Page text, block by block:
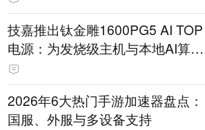
技嘉推出钛金雕1600PG5 AI TOP
电源：为发烧级主机与本地AI算力
打造旗舰供电方案
2026年6大热门手游加速器盘点：
国服、外服与多设备支持